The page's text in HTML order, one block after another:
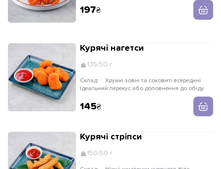
197
Курячі нагетси
135/50 г
Склад:
Ідеальний перекус або доповнення до обіду.
145
Курячі стріпси
150/50 г